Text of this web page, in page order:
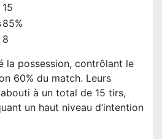
15
85%
8
la possession, contrôlant le
60% du match. Leurs
à un total de 15 tirs,
un haut niveau d’intention